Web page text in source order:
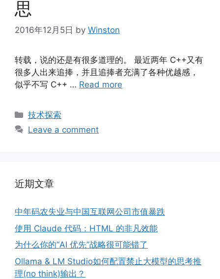
思
2016年12月5日 by Winston
转载，说的还是有很多道理的。 最近两年 C++又有
很多人出来追捧，并且追捧者充满了各种优越感，
似乎不写 C++ … Read more
Categories
技术探索
Leave a comment
近期文章
中年码农失业与中国互联网公司市值暴跌
使用 Claude 代码：HTML 的非凡效能
为什么你的“AI 优先”战略很可能错了
Ollama & LM Studio如何配置禁止大模型的思考推
理(no think)输出？